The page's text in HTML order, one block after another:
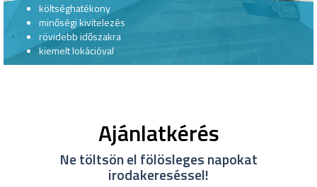
költséghatékony
minőségi kivitelezés
rövidebb időszakra
kiemelt lokációval
Ajánlatkérés
Ne töltsön el fölösleges napokat
irodakereséssel!